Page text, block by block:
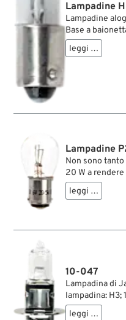
Lampadine
Lampadine
Base a
(BA9s) ne
leggi …
Lampadine
Non sono
20 W a
piuttosto la
di inserire
leggi …
10-047
Lampadina di
lampadina: H3;
rimpiazza OEM
leggi …